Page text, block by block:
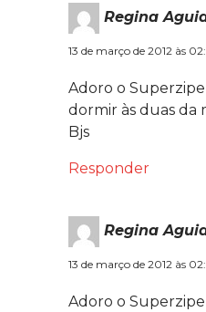
Regina
13 de março de 2012 às
Adoro o
dormir às duas da
Bjs
Responder
Regina
13 de março de 2012 às
Adoro o